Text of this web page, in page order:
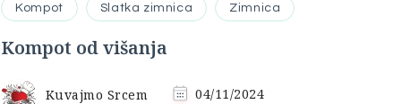
Kompot Slatka zimnica Zimnica
Kompot od višanja
Kuvajmo Srcem 04/11/2024